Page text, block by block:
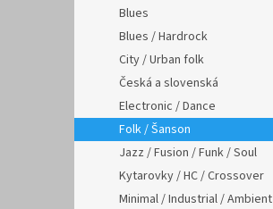
Blues
Blues / Hardrock
City / Urban folk
Česká a slovenská
Electronic / Dance
Folk / Šanson
Jazz / Fusion / Funk / Soul
Kytarovky / HC / Crossover
Minimal / Industrial / Ambient